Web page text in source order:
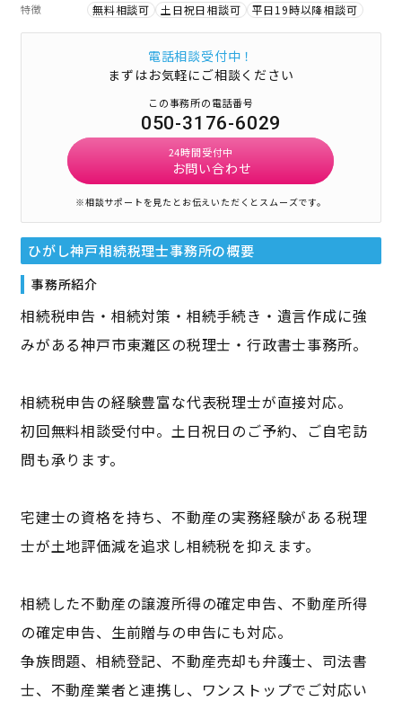
特徴 無料相談可 土日祝日相談可 平日19時以降相談可
電話相談受付中！
まずはお気軽にご相談ください
この事務所の電話番号
050-3176-6029
24時間受付中
お問い合わせ
※相談サポートを見たとお伝えいただくとスムーズです。
ひがし神戸相続税理士事務所の概要
事務所紹介
相続税申告・相続対策・相続手続き・遺言作成に強
みがある神戸市東灘区の税理士・行政書士事務所。
相続税申告の経験豊富な代表税理士が直接対応。
初回無料相談受付中。土日祝日のご予約、ご自宅訪
問も承ります。
宅建士の資格を持ち、不動産の実務経験がある税理
士が土地評価減を追求し相続税を抑えます。
相続した不動産の譲渡所得の確定申告、不動産所得
の確定申告、生前贈与の申告にも対応。
争族問題、相続登記、不動産売却も弁護士、司法書
士、不動産業者と連携し、ワンストップでご対応い